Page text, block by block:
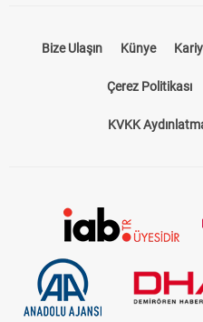
Bize Ulaşın Künye
Çerez Politikası
KVKK